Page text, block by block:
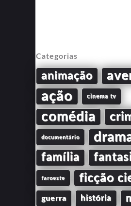
Categorias
animação
ação cinema tv
comédia
documentário
família
faroeste ficção
guerra história